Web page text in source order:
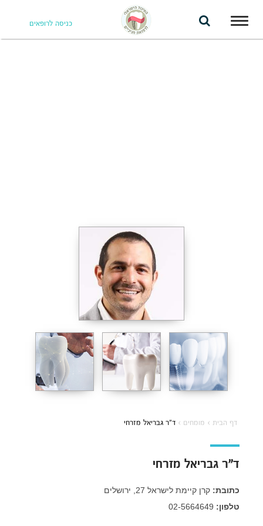
Toggle
navigation
כניסה לרופאים
דף הבית › מומחים › ד”ר גבריאל מזרחי
ד”ר גבריאל מזרחי
כתובת: קרן קיימת לישראל 27, ירושלים
טלפון: 02-5664649